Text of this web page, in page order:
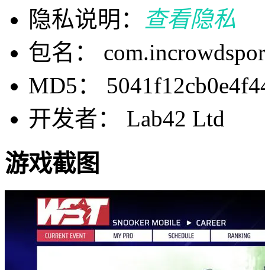
隐私说明：
查看隐私
包名：
MD5：
开发者： Lab42 Ltd
游戏截图